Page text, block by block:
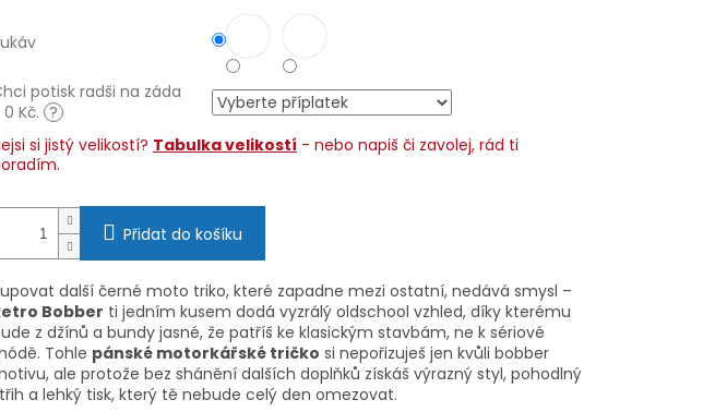
potisk radši na záda
Kč. ?
si jistý velikostí? Tabulka velikostí - nebo napiš či zavolej, rád ti
Přidat do košíku
další černé moto triko, které zapadne mezi ostatní, nedává smysl –
Bobber ti jedním kusem dodá vyzrálý oldschool vzhled, díky kterému
z džínů a bundy jasné, že patříš ke klasickým stavbám, ne k sériové
Tohle pánské motorkářské tričko si nepořizuješ jen kvůli bobber
ale protože bez shánění dalších doplňků získáš výrazný styl, pohodlný
a lehký tisk, který tě nebude celý den omezovat.